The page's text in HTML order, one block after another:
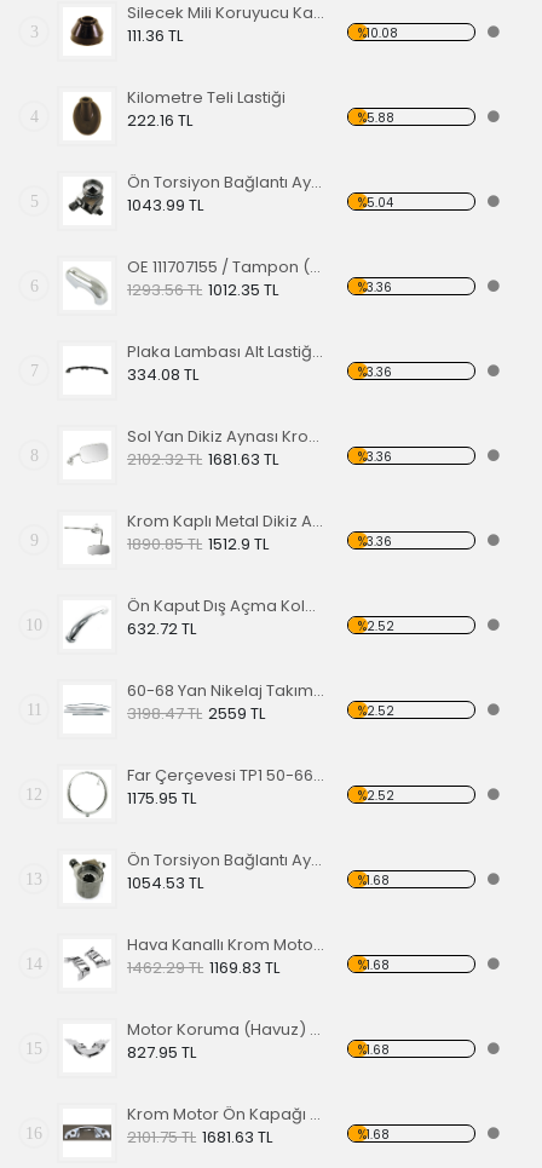
3
Silecek Mili Koruyucu Kapak
111.36 TL
%10.08
4
Kilometre Teli Lastiği
222.16 TL
%5.88
5
Ön Torsiyon Bağlantı Ayarlayıcı (ADJUSTER ) 60-65
1043.99 TL
%5.04
6
OE 111707155 / Tampon (Babası) Koruma Krom 1200-1300 52-67
1293.56 TL 1012.35 TL %3.36
7
Plaka Lambası Alt Lastiği 67-79 EA
334.08 TL
%3.36
8
Sol Yan Dikiz Aynası Krom 68-79
2102.32 TL 1681.63 TL %3.36
9
Krom Kaplı Metal Dikiz Aynası 57
1890.85 TL 1512.9 TL %3.36
10
Ön Kaput Dış Açma Kolu Nikelajlı 52-67
632.72 TL
%2.52
11
60-68 Yan Nikelaj Takımı Kalın Tip
3198.47 TL 2559 TL %2.52
12
Far Çerçevesi TP1 50-66 TP2 50-67
1175.95 TL
%2.52
13
Ön Torsiyon Bağlantı Ayarlayıcı (ADJUSTER ) 66 Ve Üstü Modeller İçin
1054.53 TL
%1.68
14
Hava Kanallı Krom Motor Arka Kapağı
1462.29 TL 1169.83 TL %1.68
15
Motor Koruma (Havuz) Sacı Alt Krom
827.95 TL
%1.68
16
Krom Motor Ön Kapağı (Havuz) Nikelajlı
2101.75 TL 1681.63 TL %1.68